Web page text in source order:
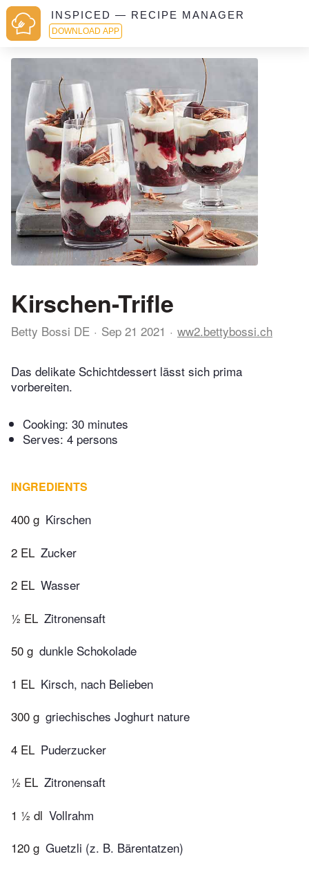
INSPICED — RECIPE MANAGER
DOWNLOAD APP
Kirschen-Trifle
Betty Bossi DE Sep 21 2021 ww2.bettybossi.ch
Das delikate Schichtdessert lässt sich prima
vorbereiten.
Cooking: 30 minutes
Serves: 4 persons
INGREDIENTS
400 g Kirschen
2 EL Zucker
2 EL Wasser
½ EL Zitronensaft
50 g dunkle Schokolade
1 EL Kirsch, nach Belieben
300 g griechisches Joghurt nature
4 EL Puderzucker
½ EL Zitronensaft
1 ½ dl Vollrahm
120 g Guetzli (z. B. Bärentatzen)